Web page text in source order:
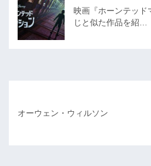
映画『ホーンテッド
じと似た作品を紹…
オーウェン・ウィルソン